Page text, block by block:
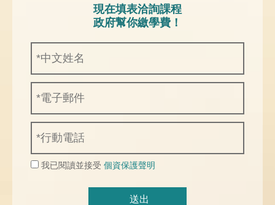
現在填表洽詢課程
政府幫你繳學費！
我已閱讀並接受 個資保護聲明